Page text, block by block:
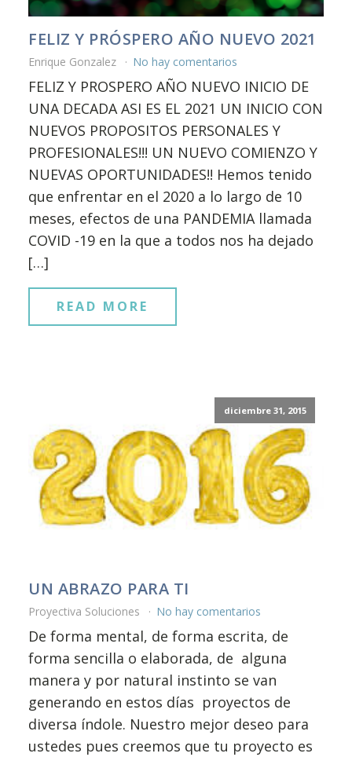
FELIZ Y PRÓSPERO AÑO NUEVO 2021
Enrique Gonzalez No hay comentarios
FELIZ Y PROSPERO AÑO NUEVO INICIO DE
UNA DECADA ASI ES EL 2021 UN INICIO CON
NUEVOS PROPOSITOS PERSONALES Y
PROFESIONALES!!! UN NUEVO COMIENZO Y
NUEVAS OPORTUNIDADES!! Hemos tenido
que enfrentar en el 2020 a lo largo de 10
meses, efectos de una PANDEMIA llamada
COVID -19 en la que a todos nos ha dejado
[…]
READ MORE
diciembre 31, 2015
UN ABRAZO PARA TI
Proyectiva Soluciones No hay comentarios
De forma mental, de forma escrita, de
forma sencilla o elaborada, de alguna
manera y por natural instinto se van
generando en estos días proyectos de
diversa índole. Nuestro mejor deseo para
ustedes pues creemos que tu proyecto es